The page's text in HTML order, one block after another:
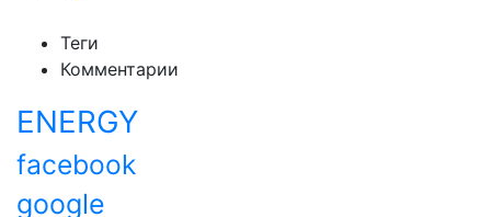
Теги
Комментарии
ENERGY
facebook
google